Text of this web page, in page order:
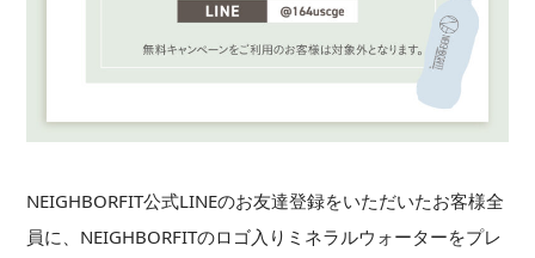
NEIGHBORFIT公式LINEのお友達登録をいただいたお客様全
員に、NEIGHBORFITのロゴ入りミネラルウォーターをプレ